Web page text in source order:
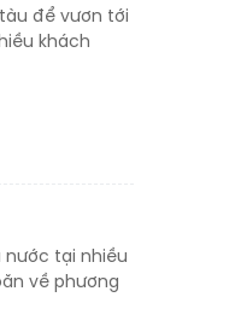
để vươn tới
khách
nước tại nhiều
về phương